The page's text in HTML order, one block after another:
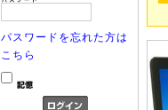
パスワードを忘れた方は
こちら